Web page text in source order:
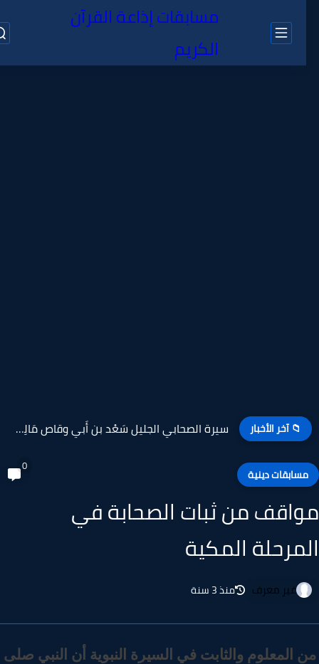
مسابقات إذاعة القرآن
الكريم
📁 آخر الأخبار سيرة الصحابي الجليل سَعْد بن أَبي وقاص مَالِك الزهري القرشي...
دينية
من ثبات الصحابة في
المكية
غير معرف منذ 3 سنة
المعلوم والثابت في السيرة النبوية أن النبي صلى